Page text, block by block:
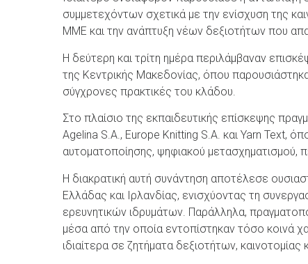
συμμετεχόντων σχετικά με την ενίσχυση της
ΜΜΕ και την ανάπτυξη νέων δεξιοτήτων που
Η δεύτερη και τρίτη ημέρα περιλάμβαναν
της Κεντρικής Μακεδονίας, όπου
σύγχρονες πρακτικές του κλάδου.
Στο πλαίσιο της εκπαιδευτικής επίσκεψης
Agelina S.A., Europe Knitting S.A. και Yarn Text,
αυτοματοποίησης, ψηφιακού μετασχηματισμού,
Η διακρατική αυτή συνάντηση αποτέλεσε
Ελλάδας και Ιρλανδίας, ενισχύοντας τη
ερευνητικών ιδρυμάτων. Παράλληλα,
μέσα από την οποία εντοπίστηκαν τόσο κοινά
ιδιαίτερα σε ζητήματα δεξιοτήτων, καινοτομίας